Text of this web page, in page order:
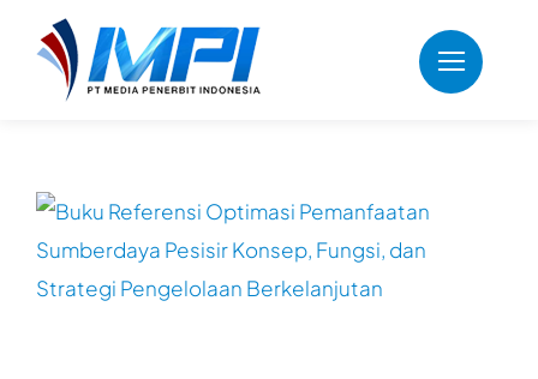
content